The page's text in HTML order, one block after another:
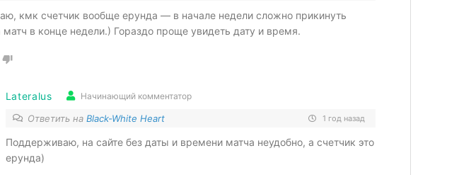
кмк счетчик вообще ерунда — в начале недели сложно прикинуть
матч в конце недели.) Гораздо проще увидеть дату и время.
Lateralus Начинающий комментатор
Ответить на Black-White Heart 1 год назад
Поддерживаю, на сайте без даты и времени матча неудобно, а счетчик это
ерунда)